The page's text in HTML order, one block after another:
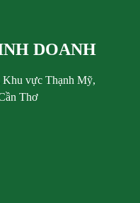
DOANH
vực Thạnh Mỹ,
Thơ